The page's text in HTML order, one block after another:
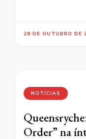
28 DE OUTUBRO DE
NOTÍCIAS
Order” na